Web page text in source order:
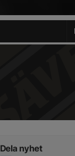
Dela nyhet